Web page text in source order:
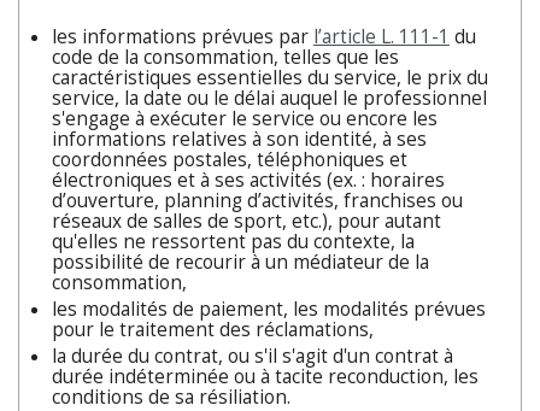
les informations prévues par l’article L. 111-1 du
code de la consommation, telles que les
caractéristiques essentielles du service, le prix du
service, la date ou le délai auquel le professionnel
s'engage à exécuter le service ou encore les
informations relatives à son identité, à ses
coordonnées postales, téléphoniques et
électroniques et à ses activités (ex. : horaires
d’ouverture, planning d’activités, franchises ou
réseaux de salles de sport, etc.), pour autant
qu'elles ne ressortent pas du contexte, la
possibilité de recourir à un médiateur de la
consommation,
les modalités de paiement, les modalités prévues
pour le traitement des réclamations,
la durée du contrat, ou s'il s'agit d'un contrat à
durée indéterminée ou à tacite reconduction, les
conditions de sa résiliation.